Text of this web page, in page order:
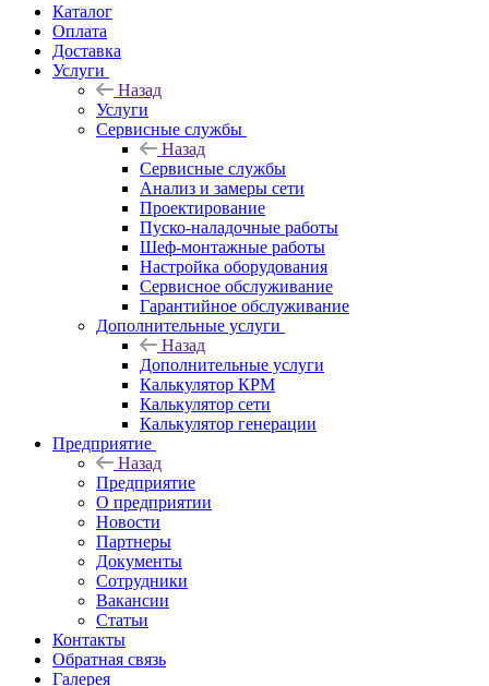
Каталог
Оплата
Доставка
Услуги
Назад
Услуги
Сервисные службы
Назад
Сервисные службы
Анализ и замеры сети
Проектирование
Пуско-наладочные работы
Шеф-монтажные работы
Настройка оборудования
Сервисное обслуживание
Гарантийное обслуживание
Дополнительные услуги
Назад
Дополнительные услуги
Калькулятор КРМ
Калькулятор сети
Калькулятор генерации
Предприятие
Назад
Предприятие
О предприятии
Новости
Партнеры
Документы
Сотрудники
Вакансии
Статьи
Контакты
Обратная связь
Галерея